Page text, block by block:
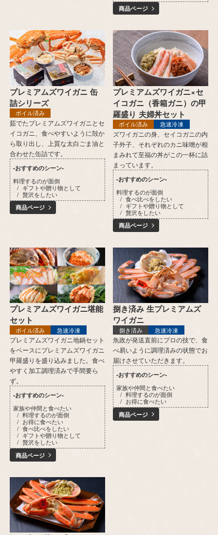
商品ページ
プレミアムズワイガニ 缶
詰シリーズ
ボイル済み
茹でたプレミアムズワイガニとセ
イコガニ、食べやすいように殻か
ら取り出し、上質な太白ごま油と
合わせた缶詰です。
-おすすめのシーン-
料理するのが面倒
ギフトや贈り物として
贅沢をしたい
商品ページ
プレミアムズワイガニ×セ
イコガニ（香箱ガニ）の甲
羅盛り 夫婦丼セット
ボイル済み 急速冷凍
ズワイガニの身、セイコガニの内
子外子、それぞれのカニ味噌が相
まみれて至福の丼がこの一杯に詰
まっています。
-おすすめのシーン-
料理するのが面倒
食べ比べをしたい
ギフトや贈り物として
贅沢をしたい
商品ページ
プレミアムズワイガニ堪能
セット
ボイル済み 急速冷凍
プレミアムズワイガニ地鍋セット
をベースにプレミアムズワイガニ
甲羅盛りを盛り込みました。食べ
やすく加工調理済みで手間要ら
ず。
-おすすめのシーン-
家族や仲間と食べたい
料理するのが面倒
お得に食べたい
食べ比べをしたい
ギフトや贈り物として
贅沢をしたい
商品ページ
捌き済み 生プレミアムズ
ワイガニ
捌き済み 急速冷凍
魚政が発送直前にプロの技で、食
べ易いように調理済みの状態でお
届けさせていただきます。
-おすすめのシーン-
家族や仲間と食べたい
料理するのが面倒
お得に食べたい
商品ページ